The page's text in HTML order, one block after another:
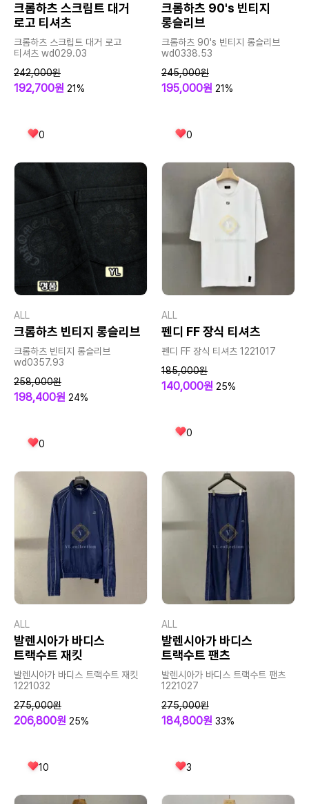
크롬하츠 스크립트 대거
로고 티셔츠
크롬하츠 스크립트 대거 로고
티셔츠 wd029.03
242,000원
192,700원 21%
0
크롬하츠 90's 빈티지
롱슬리브
크롬하츠 90's 빈티지 롱슬리브
wd0338.53
245,000원
195,000원 21%
0
ALL
크롬하츠 빈티지 롱슬리브
크롬하츠 빈티지 롱슬리브
wd0357.93
258,000원
198,400원 24%
0
ALL
펜디 FF 장식 티셔츠
펜디 FF 장식 티셔츠 1221017
185,000원
140,000원 25%
0
ALL
발렌시아가 바디스
트랙수트 재킷
발렌시아가 바디스 트랙수트 재킷
1221032
275,000원
206,800원 25%
10
ALL
발렌시아가 바디스
트랙수트 팬츠
발렌시아가 바디스 트랙수트 팬츠
1221027
275,000원
184,800원 33%
3